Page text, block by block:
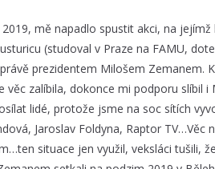
mě napadlo spustit akci, na
(studoval v Praze na FAMU,
prezidentem Milošem Zemanem.
věc zalíbila, dokonce mi podporu slíbil
lidé, protože jsme na soc sítích
Jaroslav Foldyna, Raptor
situace jen využil, veksláci tušili,